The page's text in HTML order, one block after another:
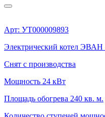
Арт: УТ000009893
Электрический котел ЭВАН
Снят с производства
Мощность 24 кВт
Площадь обогрева 240 кв. м.